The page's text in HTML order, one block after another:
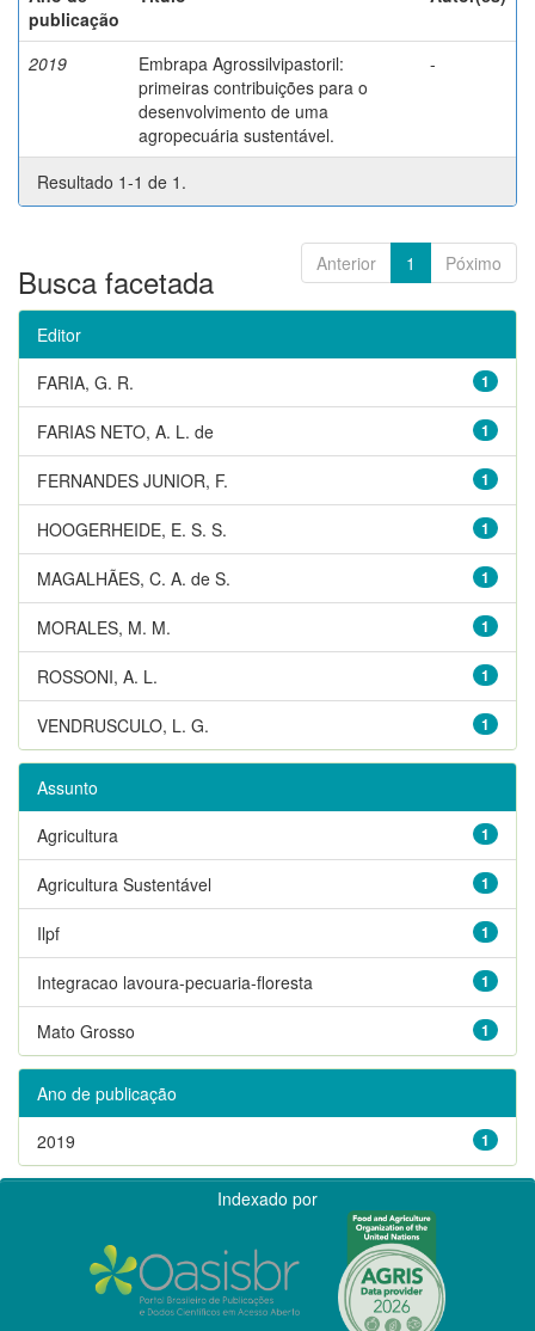
publicação
2019
Embrapa Agrossilvipastoril:
primeiras contribuições para o
desenvolvimento de uma
agropecuária sustentável.
-
Resultado 1-1 de 1.
Anterior 1 Póximo
Busca facetada
Editor
1
FARIA, G. R.
1
FARIAS NETO, A. L. de
1
FERNANDES JUNIOR, F.
1
HOOGERHEIDE, E. S. S.
1
MAGALHÃES, C. A. de S.
1
MORALES, M. M.
1
ROSSONI, A. L.
1
VENDRUSCULO, L. G.
Assunto
1
Agricultura
1
Agricultura Sustentável
1
Ilpf
1
Integracao lavoura-pecuaria-floresta
1
Mato Grosso
Ano de publicação
1
2019
Indexado por